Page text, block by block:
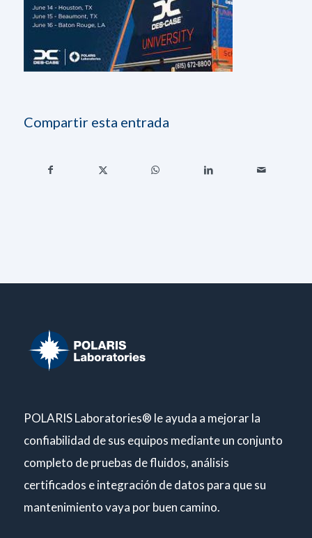
Compartir esta entrada
POLARIS Laboratories® le ayuda a mejorar la
confiabilidad de sus equipos mediante un conjunto
completo de pruebas de fluidos, análisis
certificados e integración de datos para que su
mantenimiento vaya por buen camino.